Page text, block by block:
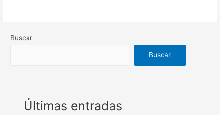
Buscar
Buscar
Últimas entradas